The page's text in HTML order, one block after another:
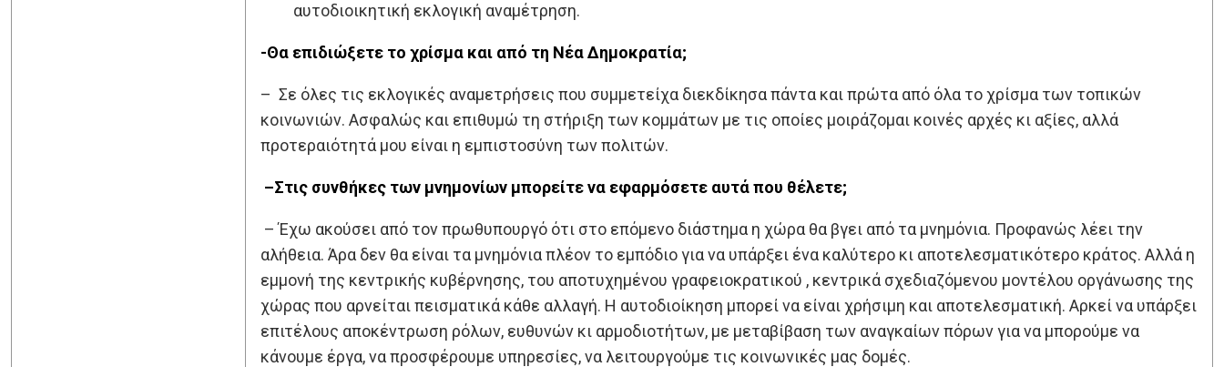
αυτοδιοικητική εκλογική αναμέτρηση.
-Θα επιδιώξετε το χρίσμα και από τη Νέα Δημοκρατία;
– Σε όλες τις εκλογικές αναμετρήσεις που συμμετείχα διεκδίκησα πάντα και πρώτα από όλα το χρίσμα των τοπικών
κοινωνιών. Ασφαλώς και επιθυμώ τη στήριξη των κομμάτων με τις οποίες μοιράζομαι κοινές αρχές κι αξίες, αλλά
προτεραιότητά μου είναι η εμπιστοσύνη των πολιτών.
–Στις συνθήκες των μνημονίων μπορείτε να εφαρμόσετε αυτά που θέλετε;
– Έχω ακούσει από τον πρωθυπουργό ότι στο επόμενο διάστημα η χώρα θα βγει από τα μνημόνια. Προφανώς λέει την
αλήθεια. Άρα δεν θα είναι τα μνημόνια πλέον το εμπόδιο για να υπάρξει ένα καλύτερο κι αποτελεσματικότερο κράτος. Αλλά η
εμμονή της κεντρικής κυβέρνησης, του αποτυχημένου γραφειοκρατικού , κεντρικά σχεδιαζόμενου μοντέλου οργάνωσης της
χώρας που αρνείται πεισματικά κάθε αλλαγή. Η αυτοδιοίκηση μπορεί να είναι χρήσιμη και αποτελεσματική. Αρκεί να υπάρξει
επιτέλους αποκέντρωση ρόλων, ευθυνών κι αρμοδιοτήτων, με μεταβίβαση των αναγκαίων πόρων για να μπορούμε να
κάνουμε έργα, να προσφέρουμε υπηρεσίες, να λειτουργούμε τις κοινωνικές μας δομές.